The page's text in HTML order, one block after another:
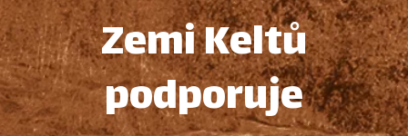
Zemi Keltů
podporuje